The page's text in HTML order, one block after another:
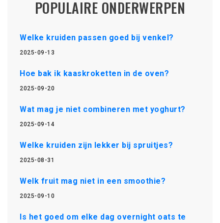
POPULAIRE ONDERWERPEN
Welke kruiden passen goed bij venkel?
2025-09-13
Hoe bak ik kaaskroketten in de oven?
2025-09-20
Wat mag je niet combineren met yoghurt?
2025-09-14
Welke kruiden zijn lekker bij spruitjes?
2025-08-31
Welk fruit mag niet in een smoothie?
2025-09-10
Is het goed om elke dag overnight oats te